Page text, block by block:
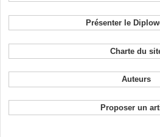
Présenter le
Charte du
Auteurs
Proposer un